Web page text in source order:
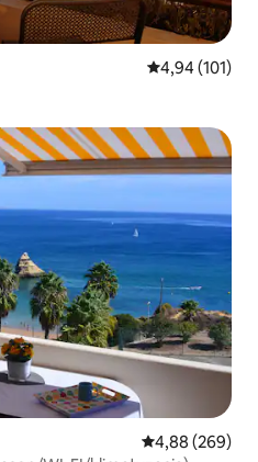
Średnia
4,94 (101)
Wybór gości
Średnia
4,88 (269)